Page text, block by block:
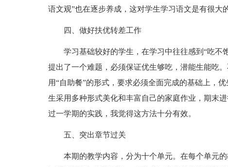
语文观”也在逐步养成，这对学生学习语文是有很大
四、做好扶优转差工作
学习基础较好的学生，在学习中往往感到“吃不
提出了一个难题，必须保证优生够吃，潜能生能吃
用“自助餐”的形式，要求必须全面完成的基础上，
生采用多种形式美化和丰富自己的家庭作业，期末
过一学期的实践，我觉得这方法十分有效。
五、突出章节过关
本期的教学内容，分为十个单元。在每个单元